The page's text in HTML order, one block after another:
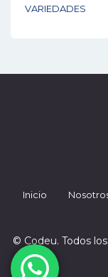
VARIEDADES
Inicio
© Codeu. Todos